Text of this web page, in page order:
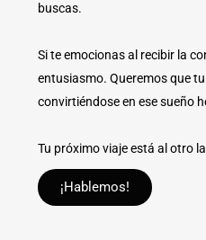
buscas.
Si te emocionas al recibir la
entusiasmo. Queremos que
convirtiéndose en ese sueño
Tu próximo viaje está al otro
¡Hablemos!